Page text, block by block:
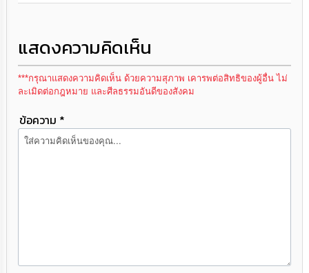
แสดงความคิดเห็น
***กรุณาแสดงความคิดเห็น ด้วยความสุภาพ เคารพต่อสิทธิของผู้อื่น ไม่
ละเมิดต่อกฎหมาย และศีลธรรมอันดีของสังคม
ข้อความ *